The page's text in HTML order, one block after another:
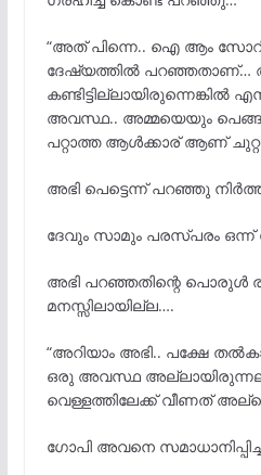
“അത് പിന്നെ.. ഐ ആം
ദേഷ്യത്തില്പറഞ്ഞതാണ്…
കണ്ടിട്ടില്ലായിരുന്നെങ്കിൽ
അവസ്ഥ.. അമ്മയെയും
പറ്റാത്ത ആള്ക്കാര് ആണ്
അഭി പെട്ടെന്ന് പറഞ്ഞു
ദേവും സാമും പരസ്പരം ഒന്ന്
അഭി പറഞ്ഞതിന്റെ പൊരുള്
മനസ്സിലായില്ല….
“അറിയാം അഭി.. പക്ഷേ തല്
ഒരു അവസ്ഥ
വെള്ളത്തിലേക്ക് വീണത്
ഗോപി അവനെ